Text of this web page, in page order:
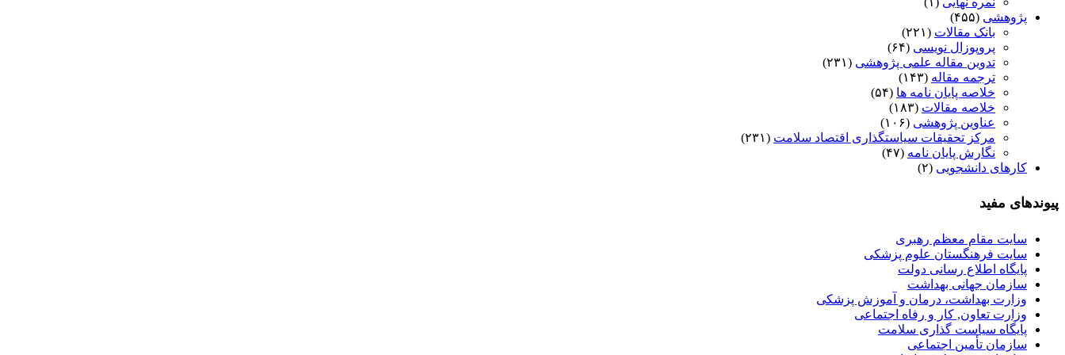
پژوهشی (۴۵۵)
بانک مقالات (۲۲۱)
پروپوزال نویسی (۶۴)
تدوین مقاله علمی پژوهشی (۲۳۱)
ترجمه مقاله (۱۴۳)
خلاصه پایان نامه ها (۵۴)
خلاصه مقالات (۱۸۳)
عناوین پژوهشی (۱۰۶)
مرکز تحقیقات سیاستگذاری اقتصاد سلامت (۲۳۱)
نگارش پایان نامه (۴۷)
کارهای دانشجویی (۲)
پیوندهای مفید
سایت مقام معظم رهبری
سایت فرهنگستان علوم پزشکی
پایگاه اطلاع رسانی دولت
سازمان جهانی بهداشت
وزارت بهداشت، درمان و آموزش پزشکی
وزارت تعاون, کار و رفاه اجتماعی
پایگاه سیاست گذاری سلامت
سازمان تأمین اجتماعی